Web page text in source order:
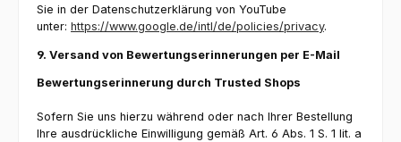
Sie in der Datenschutzerklärung von YouTube
unter: https://www.google.de/intl/de/policies/privacy.
9. Versand von Bewertungserinnerungen per E-Mail
Bewertungserinnerung durch Trusted Shops
Sofern Sie uns hierzu während oder nach Ihrer Bestellung
Ihre ausdrückliche Einwilligung gemäß Art. 6 Abs. 1 S. 1 lit. a